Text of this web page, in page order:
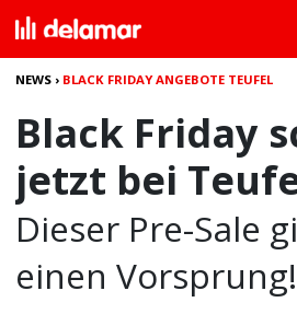
NEWS › BLACK FRIDAY ANGEBOTE TEUFEL
Black Friday
jetzt bei
Dieser Pre-Sale
einen Vorsprung!